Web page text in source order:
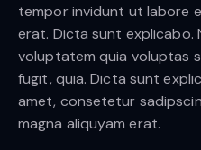
tempor invidunt ut labore
erat. Dicta sunt explicabo.
voluptatem quia voluptas
fugit, quia. Dicta sunt
amet, consetetur
magna aliquyam erat.